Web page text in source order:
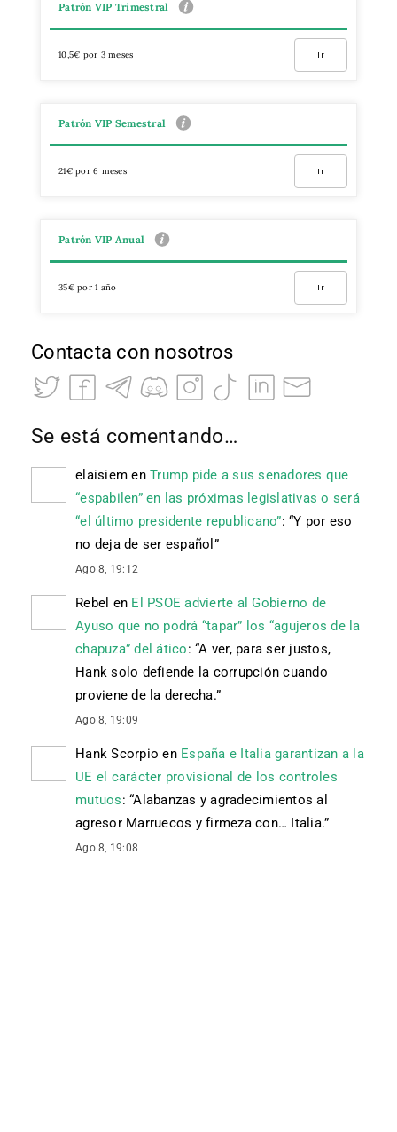
Patrón VIP Trimestral
10,5€ por 3 meses Ir
Patrón VIP Semestral
21€ por 6 meses Ir
Patrón VIP Anual
35€ por 1 año Ir
Contacta con nosotros
Se está comentando…
elaisiem en Trump pide a sus senadores que
“espabilen” en las próximas legislativas o será
“el último presidente republicano”: “Y por eso
no deja de ser español ”
Ago 8, 19:12
Rebel en El PSOE advierte al Gobierno de
Ayuso que no podrá “tapar” los “agujeros de la
chapuza” del ático: “A ver, para ser justos,
Hank solo defiende la corrupción cuando
proviene de la derecha.”
Ago 8, 19:09
Hank Scorpio en España e Italia garantizan a la
UE el carácter provisional de los controles
mutuos: “Alabanzas y agradecimientos al
agresor Marruecos y firmeza con… Italia.”
Ago 8, 19:08